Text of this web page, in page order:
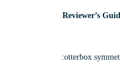
Reviewer’s